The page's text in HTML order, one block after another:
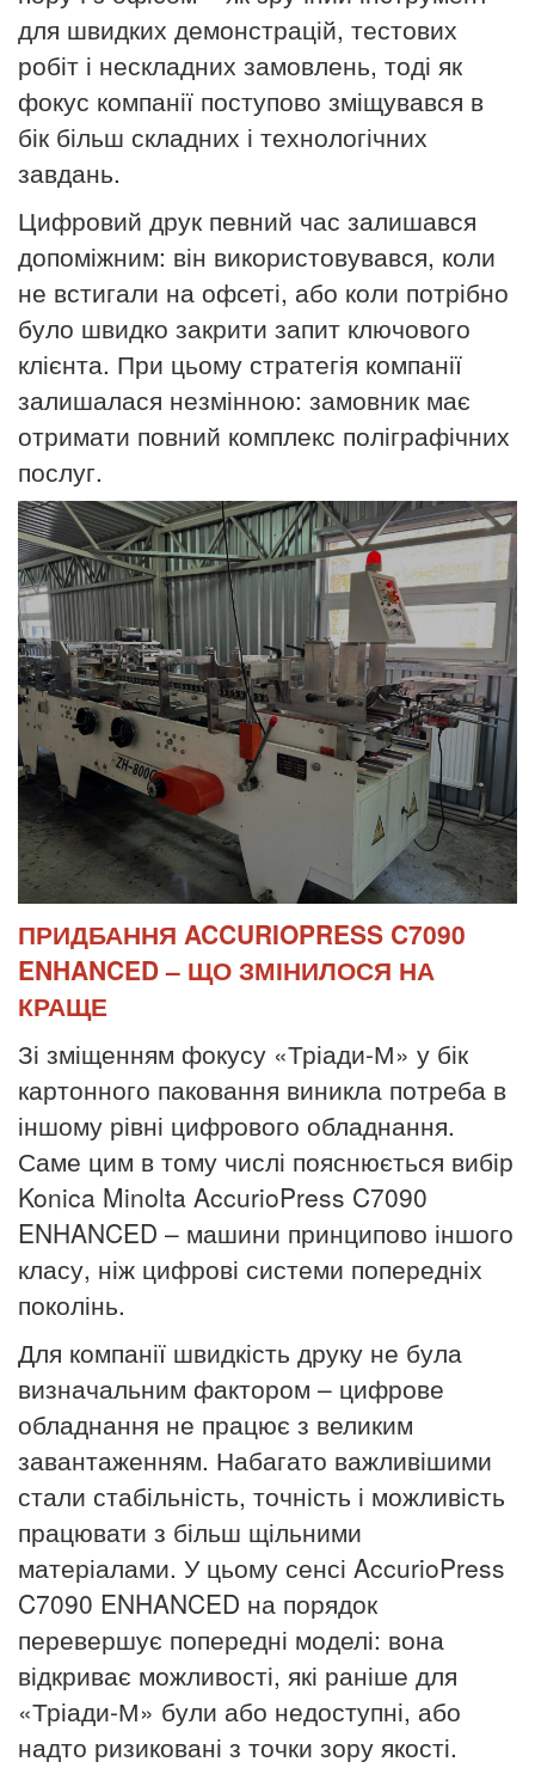
для швидких демонстрацій, тестових
робіт і нескладних замовлень, тоді як
фокус компанії поступово зміщувався в
бік більш складних і технологічних
завдань.
Цифровий друк певний час залишався
допоміжним: він використовувався, коли
не встигали на офсеті, або коли потрібно
було швидко закрити запит ключового
клієнта. При цьому стратегія компанії
залишалася незмінною: замовник має
отримати повний комплекс поліграфічних
послуг.
ПРИДБАННЯ ACCURIOPRESS C7090
ENHANCED – ЩО ЗМІНИЛОСЯ НА
КРАЩЕ
Зі зміщенням фокусу «Тріади-М» у бік
картонного паковання виникла потреба в
іншому рівні цифрового обладнання.
Саме цим в тому числі пояснюється вибір
Konica Minolta AccurioPress C7090
ENHANCED – машини принципово іншого
класу, ніж цифрові системи попередніх
поколінь.
Для компанії швидкість друку не була
визначальним фактором – цифрове
обладнання не працює з великим
завантаженням. Набагато важливішими
стали стабільність, точність і можливість
працювати з більш щільними
матеріалами. У цьому сенсі AccurioPress
C7090 ENHANCED на порядок
перевершує попередні моделі: вона
відкриває можливості, які раніше для
«Тріади-М» були або недоступні, або
надто ризиковані з точки зору якості.